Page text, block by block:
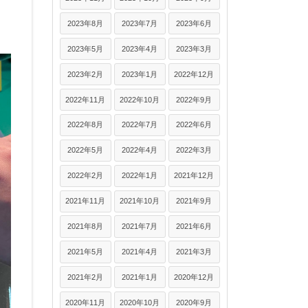
2023年8月 2023年7月 2023年6月
2023年5月 2023年4月 2023年3月
2023年2月 2023年1月 2022年12月
2022年11月 2022年10月 2022年9月
2022年8月 2022年7月 2022年6月
2022年5月 2022年4月 2022年3月
2022年2月 2022年1月 2021年12月
2021年11月 2021年10月 2021年9月
2021年8月 2021年7月 2021年6月
2021年5月 2021年4月 2021年3月
2021年2月 2021年1月 2020年12月
2020年11月 2020年10月 2020年9月